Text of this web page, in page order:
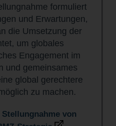
formuliert
und Erwartungen,
die Umsetzung der
um globales
Engagement im
und gemeinsames
global gerechtere
zu machen.
von